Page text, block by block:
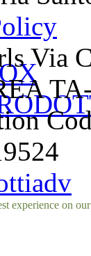
Via
experience on